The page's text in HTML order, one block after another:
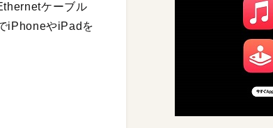
ケーブル
iPhoneやiPadを